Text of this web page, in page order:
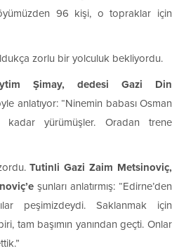
96 kişi, o topraklar için
zorlu bir yolculuk bekliyordu.
Şimay, dedesi Gazi Din
anlatıyor: “Ninemin babası Osman
yürümüşler. Oradan trene
Tutinli Gazi Zaim Metsinoviç,
şunları anlatırmış: “Edirne’den
peşimizdeydi. Saklanmak için
tam başımın yanından geçti. Onlar